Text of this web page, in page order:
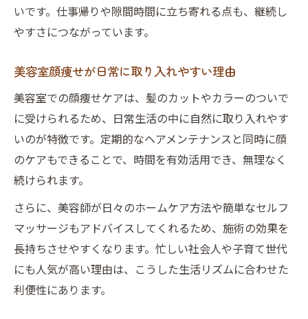
いです。仕事帰りや隙間時間に立ち寄れる点も、継続し
やすさにつながっています。
美容室顔痩せが日常に取り入れやすい理由
美容室での顔痩せケアは、髪のカットやカラーのついで
に受けられるため、日常生活の中に自然に取り入れやす
いのが特徴です。定期的なヘアメンテナンスと同時に顔
のケアもできることで、時間を有効活用でき、無理なく
続けられます。
さらに、美容師が日々のホームケア方法や簡単なセルフ
マッサージもアドバイスしてくれるため、施術の効果を
長持ちさせやすくなります。忙しい社会人や子育て世代
にも人気が高い理由は、こうした生活リズムに合わせた
利便性にあります。